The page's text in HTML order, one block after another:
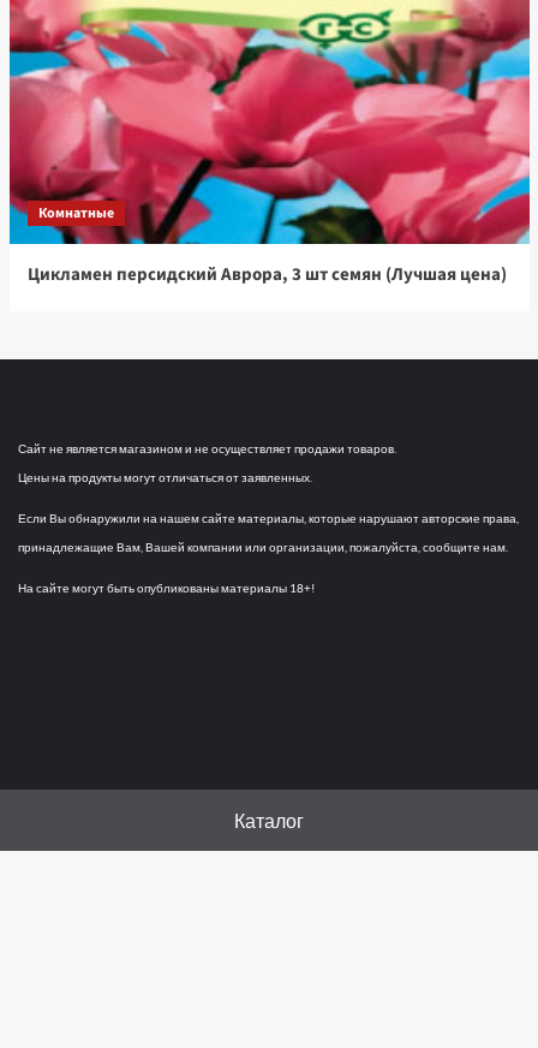
Комнатные
Цикламен персидский Аврора, 3 шт семян (Лучшая цена)
Сайт не является магазином и не осуществляет продажи товаров.
Цены на продукты могут отличаться от заявленных.
Если Вы обнаружили на нашем сайте материалы, которые нарушают авторские права,
принадлежащие Вам, Вашей компании или организации, пожалуйста, сообщите нам.
На сайте могут быть опубликованы материалы 18+!
Каталог